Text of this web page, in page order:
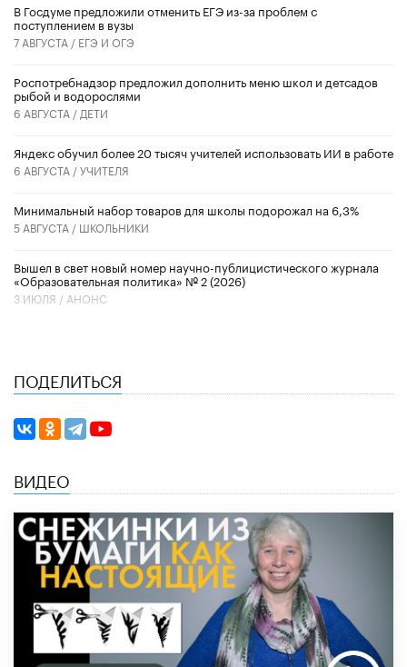
В Госдуме предложили отменить ЕГЭ из-за проблем с
поступлением в вузы
7 АВГУСТА / ЕГЭ И ОГЭ
Роспотребнадзор предложил дополнить меню школ и детсадов
рыбой и водорослями
6 АВГУСТА / ДЕТИ
​Яндекс обучил более 20 тысяч учителей использовать ИИ в работе
6 АВГУСТА /УЧИТЕЛЯ
Минимальный набор товаров для школы подорожал на 6,3%
5 АВГУСТА / ШКОЛЬНИКИ
Вышел в свет новый номер научно-публицистического журнала
«Образовательная политика» № 2 (2026)
3 ИЮЛЯ / АНОНС
ПОДЕЛИТЬСЯ
ВИДЕО